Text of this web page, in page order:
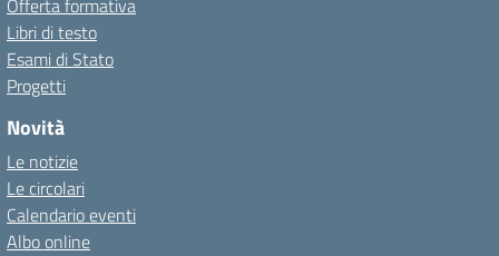
Offerta formativa
Libri di testo
Esami di Stato
Progetti
Novità
Le notizie
Le circolari
Calendario eventi
Albo online